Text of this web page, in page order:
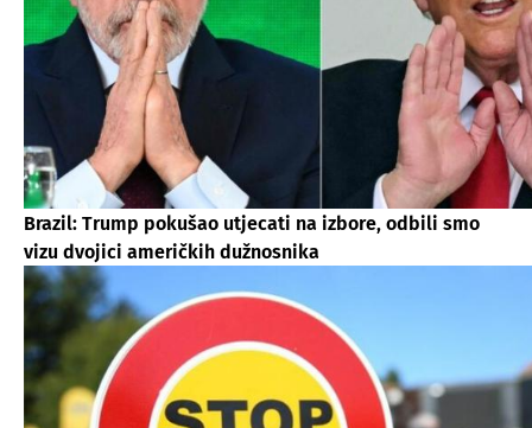
Brazil: Trump pokušao utjecati na izbore, odbili smo
vizu dvojici američkih dužnosnika